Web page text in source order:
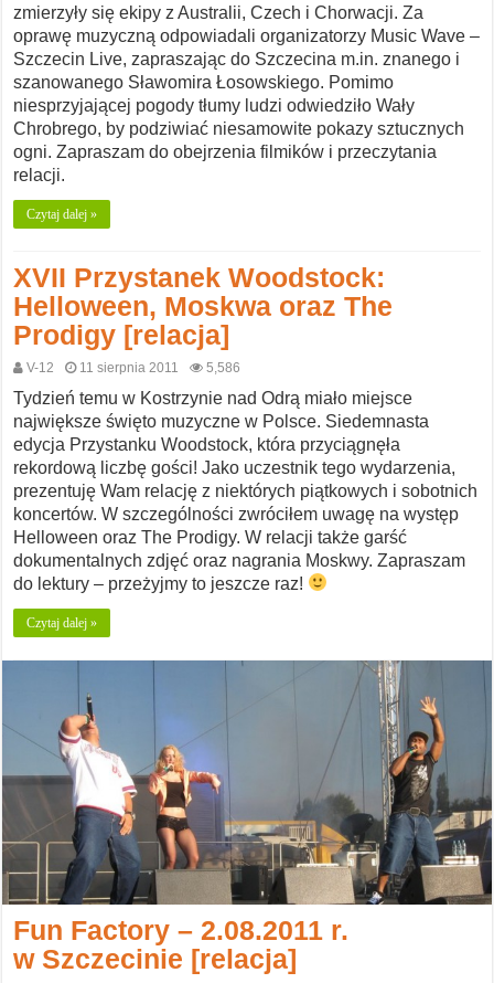
zmierzyły się ekipy z Australii, Czech i Chorwacji. Za
oprawę muzyczną odpowiadali organizatorzy Music Wave –
Szczecin Live, zapraszając do Szczecina m.in. znanego i
szanowanego Sławomira Łosowskiego. Pomimo
niesprzyjającej pogody tłumy ludzi odwiedziło Wały
Chrobrego, by podziwiać niesamowite pokazy sztucznych
ogni. Zapraszam do obejrzenia filmików i przeczytania
relacji.
Czytaj dalej »
XVII Przystanek Woodstock:
Helloween, Moskwa oraz The
Prodigy [relacja]
V-12 11 sierpnia 2011 5,586
Tydzień temu w Kostrzynie nad Odrą miało miejsce
największe święto muzyczne w Polsce. Siedemnasta
edycja Przystanku Woodstock, która przyciągnęła
rekordową liczbę gości! Jako uczestnik tego wydarzenia,
prezentuję Wam relację z niektórych piątkowych i sobotnich
koncertów. W szczególności zwróciłem uwagę na występ
Helloween oraz The Prodigy. W relacji także garść
dokumentalnych zdjęć oraz nagrania Moskwy. Zapraszam
do lektury – przeżyjmy to jeszcze raz!
Czytaj dalej »
Fun Factory – 2.08.2011 r.
w Szczecinie [relacja]